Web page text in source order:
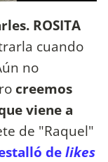
ROSITA
cuando
no
creemos
viene a
de "Raquel"
delikes